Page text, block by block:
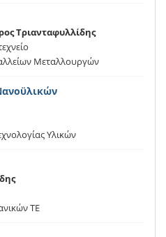
Τριανταφυλλίδης
Μεταλλουργών
Υλικών
ΤΕ